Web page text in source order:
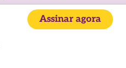
Assinar agora